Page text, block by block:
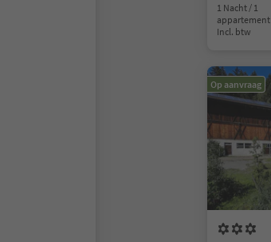
1 Nacht / 1
appartement
Incl. btw
Op aanvraag